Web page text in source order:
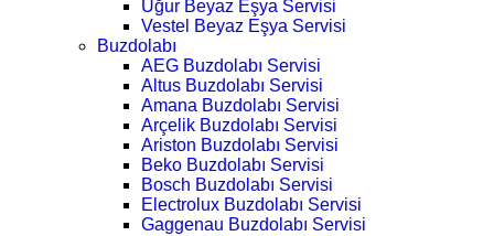
Uğur Beyaz Eşya Servisi
Vestel Beyaz Eşya Servisi
Buzdolabı
AEG Buzdolabı Servisi
Altus Buzdolabı Servisi
Amana Buzdolabı Servisi
Arçelik Buzdolabı Servisi
Ariston Buzdolabı Servisi
Beko Buzdolabı Servisi
Bosch Buzdolabı Servisi
Electrolux Buzdolabı Servisi
Gaggenau Buzdolabı Servisi